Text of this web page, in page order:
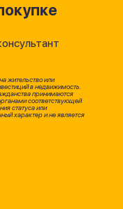
жительство или
в недвижимость.
принимаются
соответствующей
статуса или
характер и не является